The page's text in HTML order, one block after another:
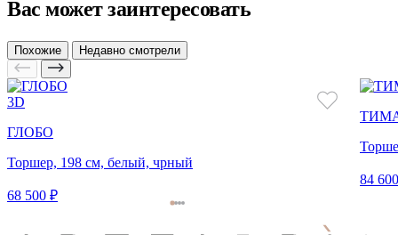
Вас может заинтересовать
Похожие Недавно смотрели
3D
ГЛОБО
Торшер, 198 см, белый, чрный
68 500 ₽
84